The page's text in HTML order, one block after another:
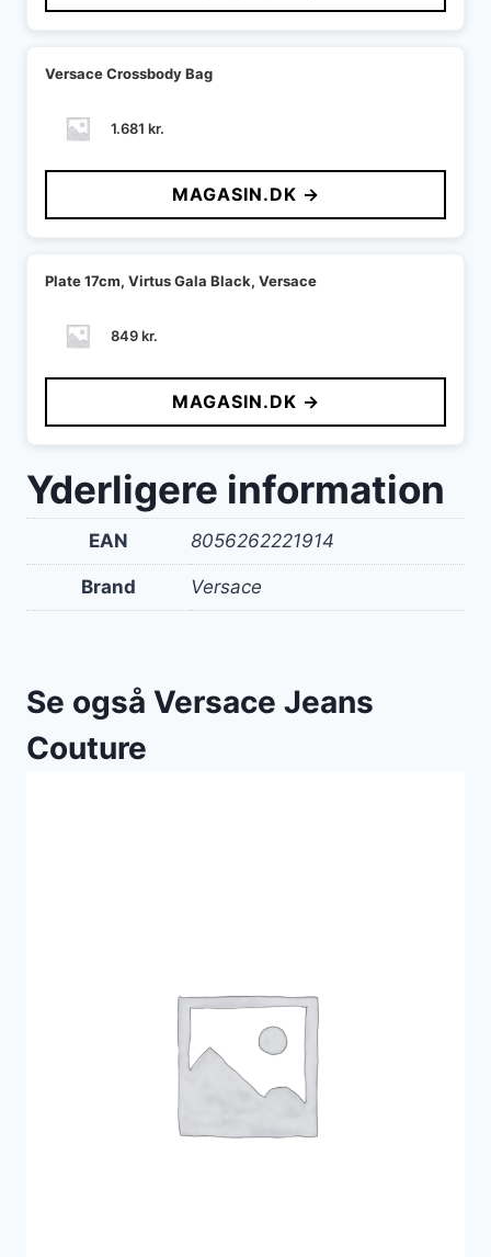
Versace Crossbody Bag
1.681 kr.
MAGASIN.DK →
Plate 17cm, Virtus Gala Black, Versace
849kr.
MAGASIN.DK →
Yderligere information
EAN 8056262221914
Brand Versace
Se også Versace Jeans
Couture